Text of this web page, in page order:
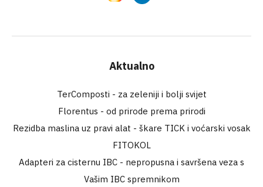
Aktualno
TerComposti - za zeleniji i bolji svijet
Florentus - od prirode prema prirodi
Rezidba maslina uz pravi alat - škare TICK i voćarski vosak
FITOKOL
Adapteri za cisternu IBC - nepropusna i savršena veza s
Vašim IBC spremnikom